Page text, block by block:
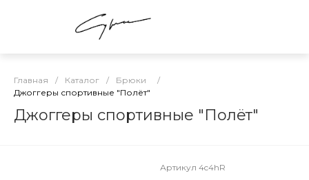
Главная / Каталог / Брюки
/
Джоггеры спортивные "Полёт"
Джоггеры спортивные "Полёт"
Артикул 4c4hR